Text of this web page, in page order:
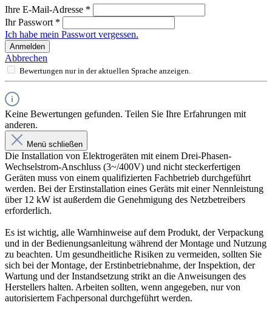
Ihre E-Mail-Adresse *
Ihr Passwort *
Ich habe mein Passwort vergessen.
Anmelden
Abbrechen
Bewertungen nur in der aktuellen Sprache anzeigen.
Keine Bewertungen gefunden. Teilen Sie Ihre Erfahrungen mit
anderen.
Menü schließen
Die Installation von Elektrogeräten mit einem Drei-Phasen-
Wechselstrom-Anschluss (3~/400V) und nicht steckerfertigen
Geräten muss von einem qualifizierten Fachbetrieb durchgeführt
werden. Bei der Erstinstallation eines Geräts mit einer Nennleistung
über 12 kW ist außerdem die Genehmigung des Netzbetreibers
erforderlich.
Es ist wichtig, alle Warnhinweise auf dem Produkt, der Verpackung
und in der Bedienungsanleitung während der Montage und Nutzung
zu beachten. Um gesundheitliche Risiken zu vermeiden, sollten Sie
sich bei der Montage, der Erstinbetriebnahme, der Inspektion, der
Wartung und der Instandsetzung strikt an die Anweisungen des
Herstellers halten. Arbeiten sollten, wenn angegeben, nur von
autorisiertem Fachpersonal durchgeführt werden.